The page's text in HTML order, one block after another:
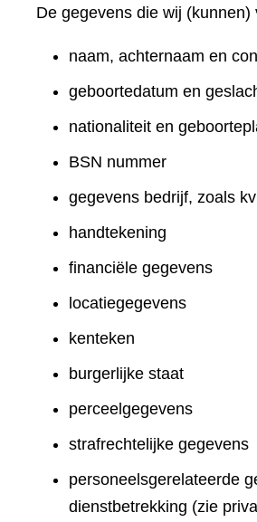
De gegevens die wij (kunnen)
naam, achternaam en
geboortedatum en
nationaliteit en
BSN nummer
gegevens bedrijf, zoals
handtekening
financiële gegevens
locatiegegevens
kenteken
burgerlijke staat
perceelgegevens
strafrechtelijke gegevens
personeelsgerelateerde
dienstbetrekking (zie